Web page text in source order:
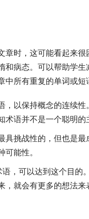
章时，这可能看起来
和病态。可以帮助学
所有重复的单词或短
，以保持概念的连续
语并不是一个聪明的
挑战性的，但也是
能性。
，可以达到这个目的
就会有更多的想法来